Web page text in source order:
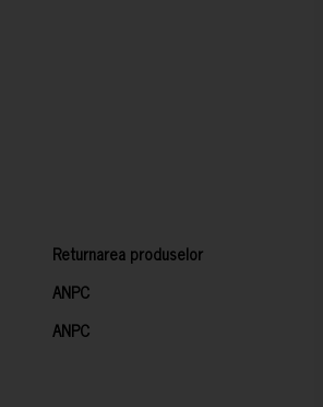
Returnarea produselor
ANPC
ANPC